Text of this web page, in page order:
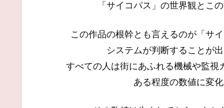
「サイコパス」の世界観とこ
この作品の根幹とも言えるのが「サ
システムが判断することが
すべての人は街にあふれる機械や監
ある程度の数値に変